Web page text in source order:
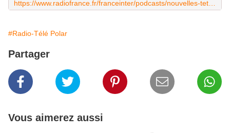
#Radio-Télé Polar
Partager
Vous aimerez aussi